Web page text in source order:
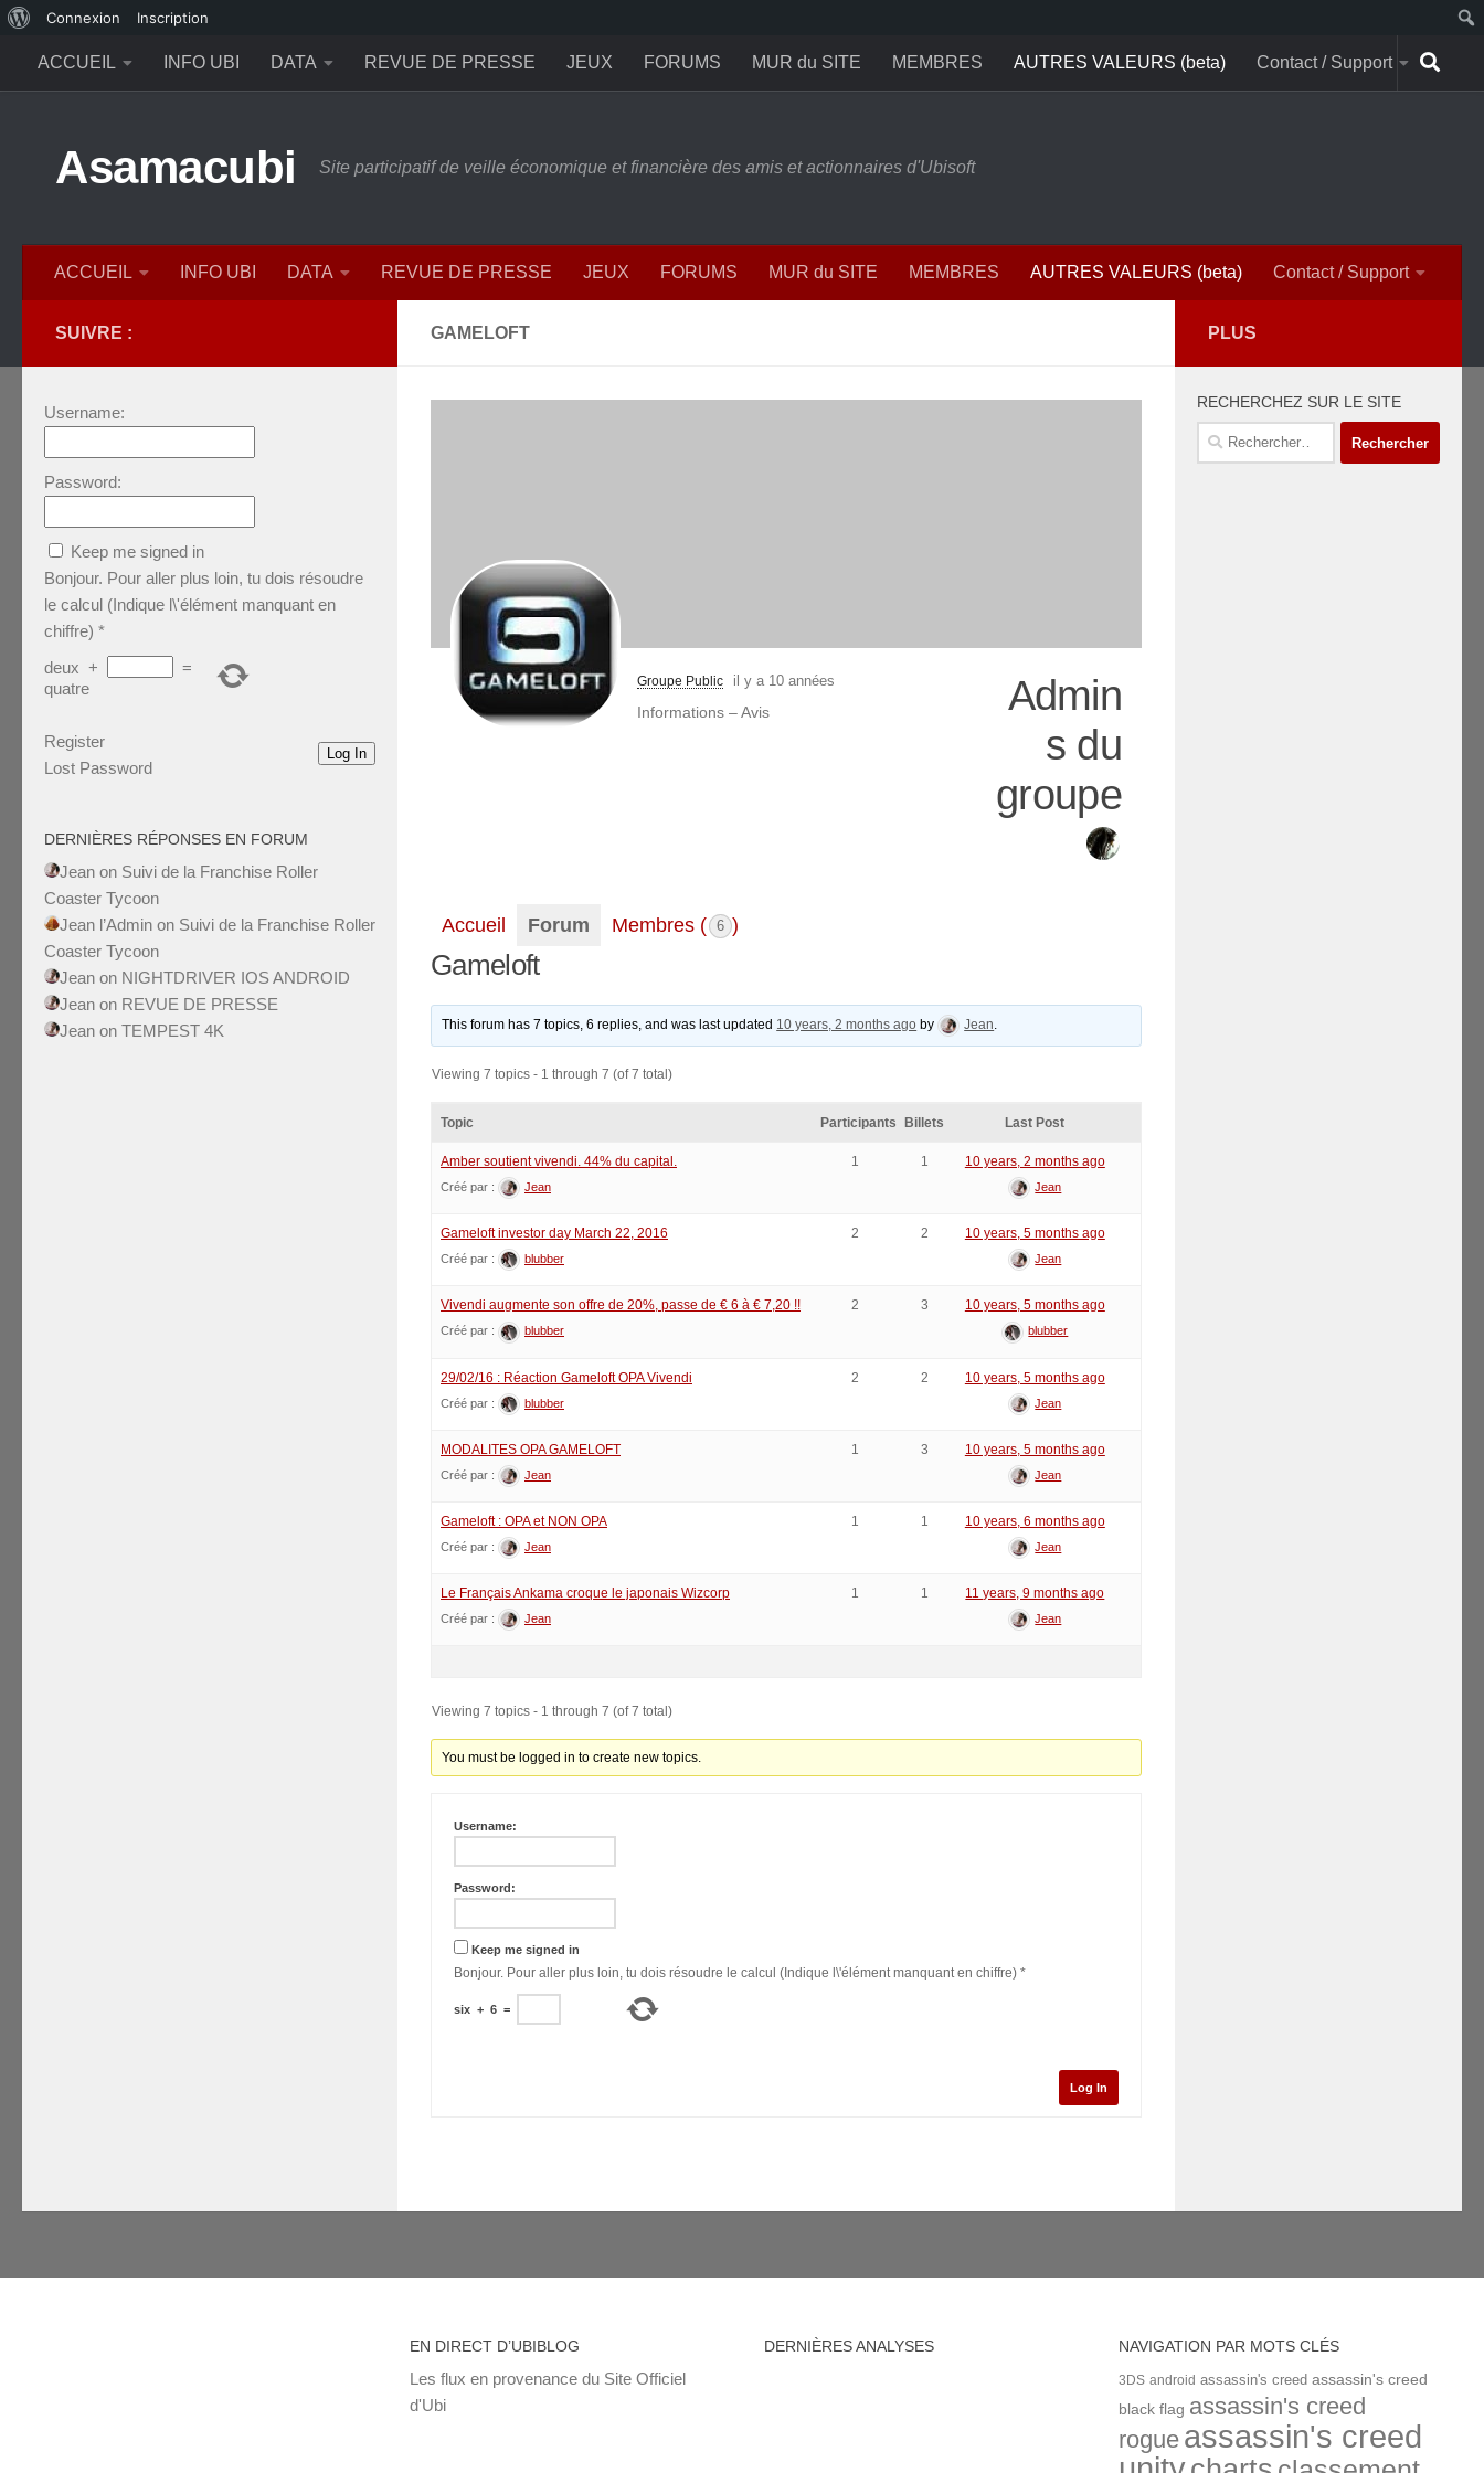
propos
de
Connexion Inscription
ACCUEIL
INFO UBI DATA REVUE DE PRESSE JEUX FORUMS MUR du SITE MEMBRES AUTRES VALEURS (beta) Contact / Support
Asamacubi Site participatif de veille économique et financière des amis et actionnaires d'Ubisoft
ACCUEIL INFO UBI DATA REVUE DE PRESSE JEUX FORUMS MUR du SITE MEMBRES AUTRES VALEURS (beta) Contact / Support
GAMELOFT
Groupe Public il y a 10 années
Informations – Avis
Admin
s du
groupe
Accueil Forum Membres ( 6 )
Gameloft
This forum has 7 topics, 6 replies, and was last updated 10 years, 2 months ago by Jean.
Viewing 7 topics - 1 through 7 (of 7 total)
Topic Participants Billets Last Post
Amber soutient vivendi. 44% du capital.
Créé par : Jean
1 1 10 years, 2 months ago
Jean
Gameloft investor day March 22, 2016
Créé par : blubber
2 2 10 years, 5 months ago
Jean
Vivendi augmente son offre de 20%, passe de € 6 à € 7,20 !!
Créé par : blubber
2 3 10 years, 5 months ago
blubber
29/02/16 : Réaction Gameloft OPA Vivendi
Créé par : blubber
2 2 10 years, 5 months ago
Jean
MODALITES OPA GAMELOFT
Créé par : Jean
1 3 10 years, 5 months ago
Jean
Gameloft : OPA et NON OPA
Créé par : Jean
1 1 10 years, 6 months ago
Jean
Le Français Ankama croque le japonais Wizcorp
Créé par : Jean
1 1 11 years, 9 months ago
Jean
Viewing 7 topics - 1 through 7 (of 7 total)
You must be logged in to create new topics.
Username:
Password:
Keep me signed in
Bonjour. Pour aller plus loin, tu dois résoudre le calcul (Indique l\'élément manquant en chiffre) *
six + 6 =
Log In
SUIVRE :
Username:
Password:
Keep me signed in
Bonjour. Pour aller plus loin, tu dois résoudre
le calcul (Indique l\'élément manquant en
chiffre) *
deux +
=
quatre
Log In
Register
Lost Password
DERNIÈRES RÉPONSES EN FORUM
Jean on Suivi de la Franchise Roller
Coaster Tycoon
Jean l’Admin on Suivi de la Franchise Roller
Coaster Tycoon
Jean on NIGHTDRIVER IOS ANDROID
Jean on REVUE DE PRESSE
Jean on TEMPEST 4K
PLUS
RECHERCHEZ SUR LE SITE
Rechercher :
EN DIRECT D’UBIBLOG
Les flux en provenance du Site Officiel
d'Ubi
DERNIÈRES ANALYSES NAVIGATION PAR MOTS CLÉS
3DS android assassin's creed assassin's creed
black flag assassin's creed
rogue assassin's creed